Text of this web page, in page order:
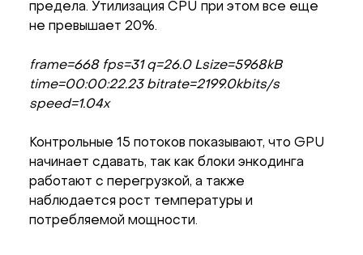
предела. Утилизация CPU при этом все еще
не превышает 20%.
frame=668 fps=31 q=26.0 Lsize=5968kB
time=00:00:22.23 bitrate=2199.0kbits/s
speed=1.04x
Контрольные 15 потоков показывают, что GPU
начинает сдавать, так как блоки энкодинга
работают с перегрузкой, а также
наблюдается рост температуры и
потребляемой мощности.